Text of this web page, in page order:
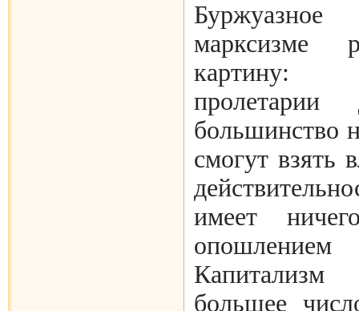
марксизме
картину:
пролетарии
большинство
смогут взять
имеет
опошлением
большее